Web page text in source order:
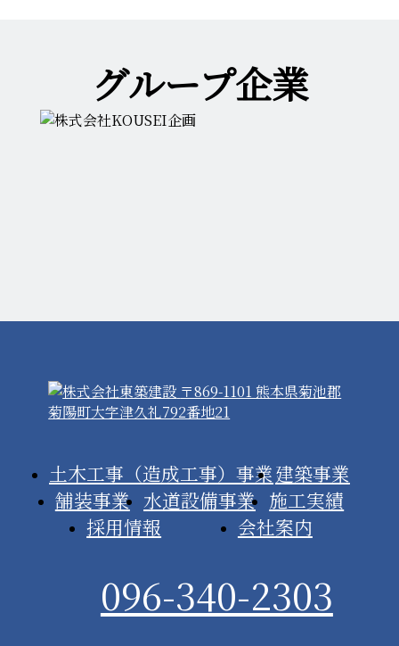
グループ企業
〒869-1101 熊本県菊池郡
菊陽町大字津久礼792番地21
土木工事（造成工事）事業建築事業
舗装事業 水道設備事業 施工実績
採用情報
会社案内
096-340-2303